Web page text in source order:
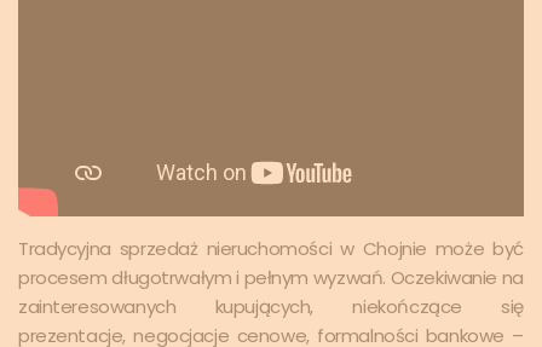
Tradycyjna sprzedaż nieruchomości w Chojnie może być
procesem długotrwałym i pełnym wyzwań. Oczekiwanie na
zainteresowanych kupujących, niekończące się
prezentacje, negocjacje cenowe, formalności bankowe –